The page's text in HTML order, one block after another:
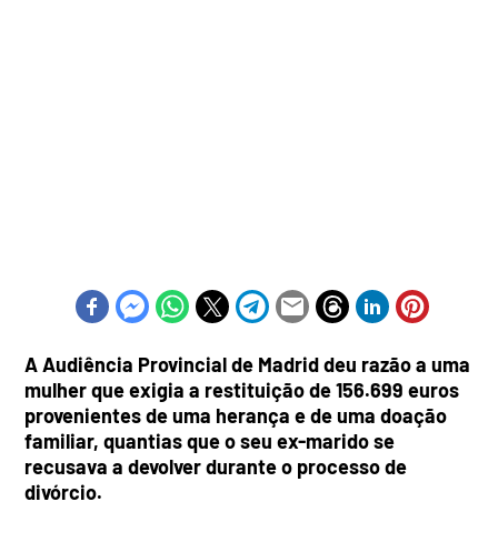
A Audiência Provincial de Madrid deu razão a uma
mulher que exigia a restituição de 156.699 euros
provenientes de uma herança e de uma doação
familiar, quantias que o seu ex-marido se
recusava a devolver durante o processo de
divórcio.